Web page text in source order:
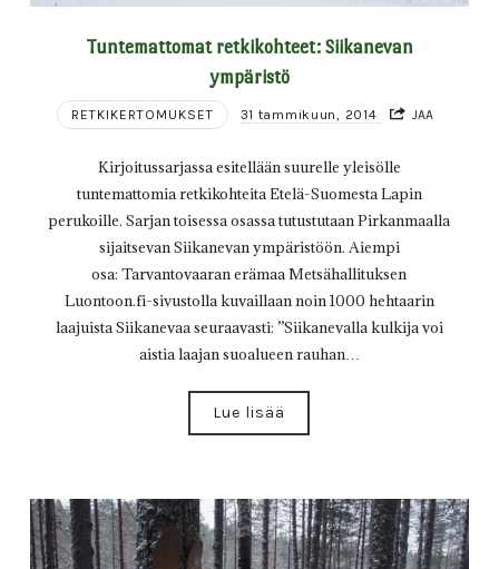
Tuntemattomat retkikohteet: Siikanevan
ympäristö
RETKIKERTOMUKSET 31 tammikuun, 2014 JAA
Kirjoitussarjassa esitellään suurelle yleisölle
tuntemattomia retkikohteita Etelä-Suomesta Lapin
perukoille. Sarjan toisessa osassa tutustutaan Pirkanmaalla
sijaitsevan Siikanevan ympäristöön. Aiempi
osa: Tarvantovaaran erämaa Metsähallituksen
Luontoon.fi-sivustolla kuvaillaan noin 1000 hehtaarin
laajuista Siikanevaa seuraavasti: ”Siikanevalla kulkija voi
aistia laajan suoalueen rauhan…
Lue lisää